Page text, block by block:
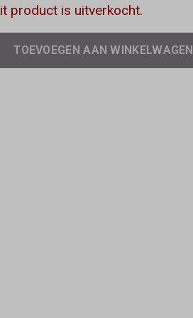
product is uitverkocht.
TOEVOEGEN AAN WINKELWAGEN